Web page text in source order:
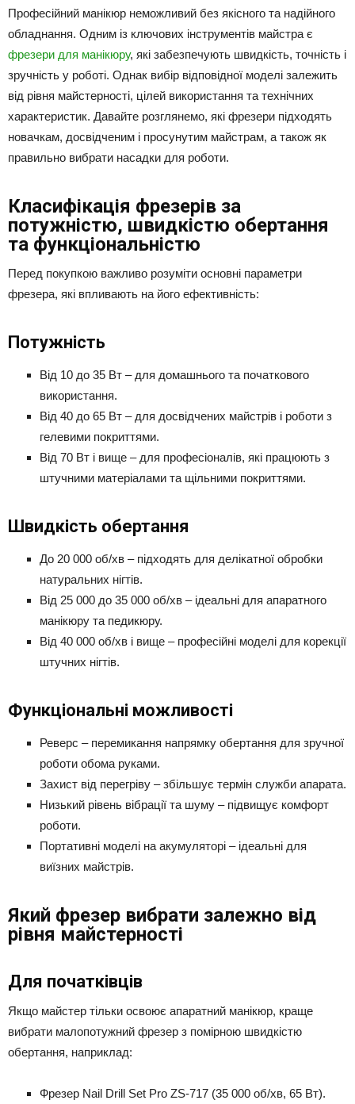
Професійний манікюр неможливий без якісного та надійного
обладнання. Одним із ключових інструментів майстра є
фрезери для манікюру, які забезпечують швидкість, точність і
зручність у роботі. Однак вибір відповідної моделі залежить
від рівня майстерності, цілей використання та технічних
характеристик. Давайте розглянемо, які фрезери підходять
новачкам, досвідченим і просунутим майстрам, а також як
правильно вибрати насадки для роботи.
Класифікація фрезерів за
потужністю, швидкістю обертання
та функціональністю
Перед покупкою важливо розуміти основні параметри
фрезера, які впливають на його ефективність:
Потужність
Від 10 до 35 Вт – для домашнього та початкового
використання.
Від 40 до 65 Вт – для досвідчених майстрів і роботи з
гелевими покриттями.
Від 70 Вт і вище – для професіоналів, які працюють з
штучними матеріалами та щільними покриттями.
Швидкість обертання
До 20 000 об/хв – підходять для делікатної обробки
натуральних нігтів.
Від 25 000 до 35 000 об/хв – ідеальні для апаратного
манікюру та педикюру.
Від 40 000 об/хв і вище – професійні моделі для корекції
штучних нігтів.
Функціональні можливості
Реверс – перемикання напрямку обертання для зручної
роботи обома руками.
Захист від перегріву – збільшує термін служби апарата.
Низький рівень вібрації та шуму – підвищує комфорт
роботи.
Портативні моделі на акумуляторі – ідеальні для
виїзних майстрів.
Який фрезер вибрати залежно від
рівня майстерності
Для початківців
Якщо майстер тільки освоює апаратний манікюр, краще
вибрати малопотужний фрезер з помірною швидкістю
обертання, наприклад:
Фрезер Nail Drill Set Pro ZS-717 (35 000 об/хв, 65 Вт).